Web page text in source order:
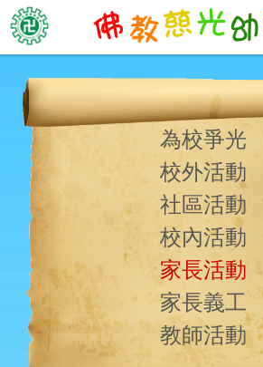
為校爭光
校外活動
社區活動
校內活動
家長活動
家長義工
教師活動